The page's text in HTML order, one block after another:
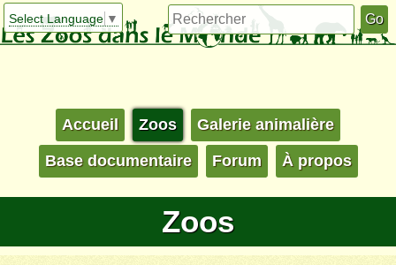
Select Language ▼
Accueil Zoos Galerie animalière
Base documentaire Forum À propos
Zoos